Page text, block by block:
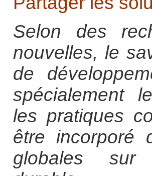
Selon des
nouvelles, le
de
spécialement
les pratiques
être incorporé
globales sur